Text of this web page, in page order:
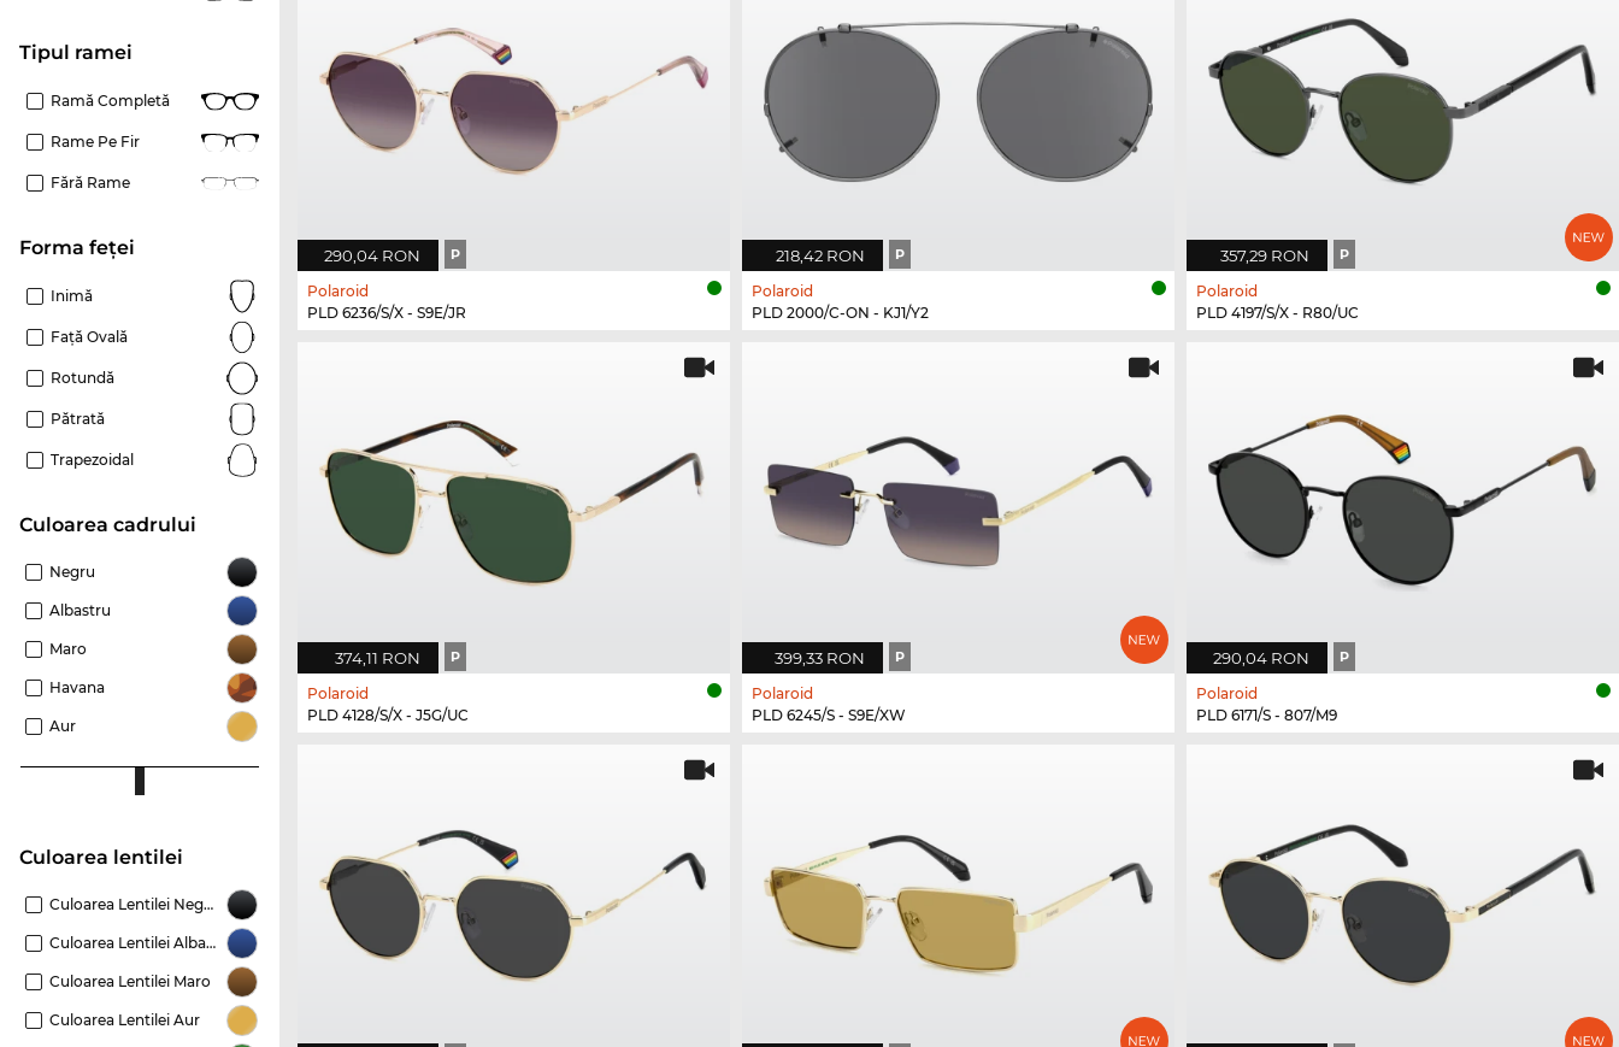
Tipul ramei
Ramă Completă
Rame Pe Fir
Fără Rame
Forma feței
Inimă
Față Ovală
Rotundă
Pătrată
Trapezoidal
Culoarea cadrului
Negru
Albastru
Maro
Havana
Aur
Culoarea lentilei
Culoarea Lentilei Negru
Culoarea Lentilei Albastru
Culoarea Lentilei Maro
Culoarea Lentilei Aur
290,04 RON P
Polaroid
PLD 6236/S/X - S9E/JR
218,42 RON P
Polaroid
PLD 2000/C-ON - KJ1/Y2
357,29 RON P
Polaroid
PLD 4197/S/X - R80/UC
374,11 RON P
Polaroid
PLD 4128/S/X - J5G/UC
399,33 RON P
Polaroid
PLD 6245/S - S9E/XW
290,04 RON P
Polaroid
PLD 6171/S - 807/M9